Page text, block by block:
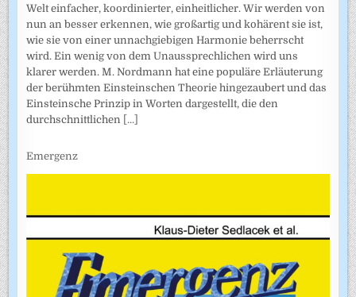
Welt einfacher, koordinierter, einheitlicher. Wir werden von
nun an besser erkennen, wie großartig und kohärent sie ist,
wie sie von einer unnachgiebigen Harmonie beherrscht
wird. Ein wenig von dem Unaussprechlichen wird uns
klarer werden. M. Nordmann hat eine populäre Erläuterung
der berühmten Einsteinschen Theorie hingezaubert und das
Einsteinsche Prinzip in Worten dargestellt, die den
durchschnittlichen [...]
Emergenz